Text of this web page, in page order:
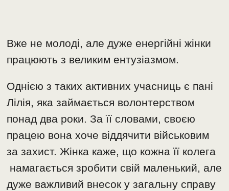
Вже не молоді, але дуже енергійні жінки
працюють з великим ентузіазмом.
Однією з таких активних учасниць є пані
Лілія, яка займається волонтерством
понад два роки. За її словами, своєю
працею вона хоче віддячити військовим
за захист. Жінка каже, що кожна її колега
намагається зробити свій маленький, але
дуже важливий внесок у загальну справу